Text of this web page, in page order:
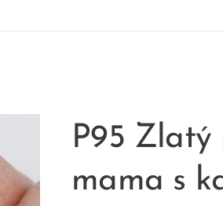
P95 Zlatý
mama s